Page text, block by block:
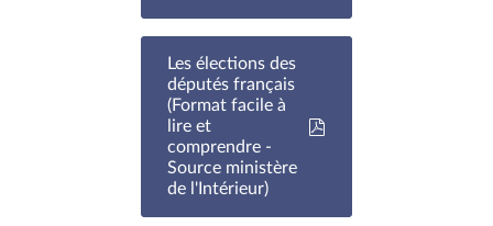
Les élections des
députés français
(Format facile à
lire et
comprendre -
Source ministère
de l'Intérieur)